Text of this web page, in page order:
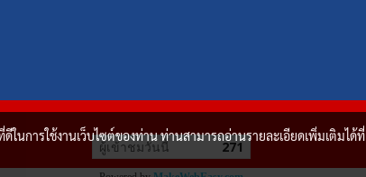
ผู้เข้าชมวันนี้ 271
นการใช้งานเว็บไซต์ของท่าน ท่านสามารถอ่านรายละเอียดเพิ่มเติมได้ที่